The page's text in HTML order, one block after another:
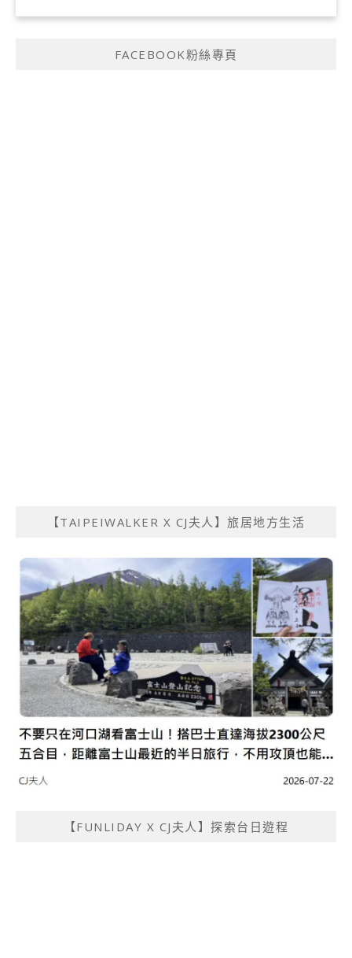
FACEBOOK粉絲專頁
【TAIPEIWALKER X CJ夫人】旅居地方生活
【FUNLIDAY X CJ夫人】探索台日遊程